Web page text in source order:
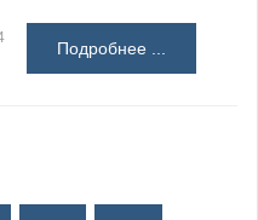
Подробнее ...